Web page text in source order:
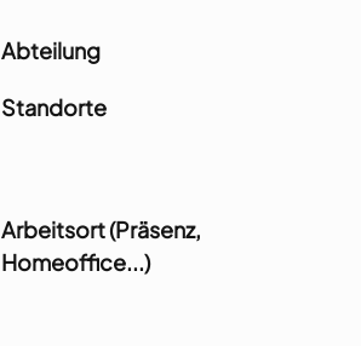
Abteilung
Standorte
Arbeitsort (Präsenz,
Homeoffice...)